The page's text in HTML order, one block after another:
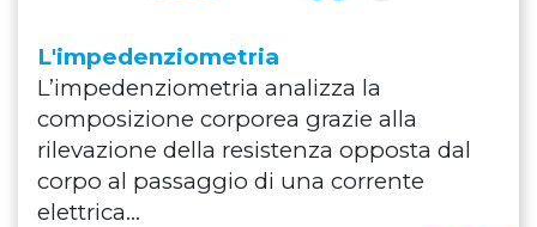
L'impedenziometria
L’impedenziometria analizza la
composizione corporea grazie alla
rilevazione della resistenza opposta dal
corpo al passaggio di una corrente
elettrica...